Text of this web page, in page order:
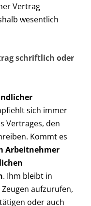
Vertrag
wesentlich
schriftlich oder
sich immer
Vertrages, den
Kommt es
Arbeitnehmer
. Ihm bleibt in
aufzurufen,
oder auch